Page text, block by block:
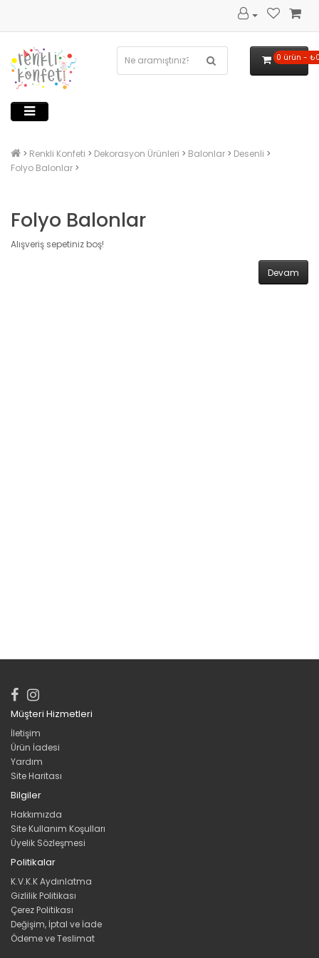
0 ürün -
Renkli Konfeti Dekorasyon Ürünleri Balonlar
Desenli
Folyo Balonlar
Folyo Balonlar
Alışveriş sepetiniz boş!
Devam
Müşteri Hizmetleri
İletişim
Ürün İadesi
Yardım
Site Haritası
Bilgiler
Hakkımızda
Site Kullanım Koşulları
Üyelik Sözleşmesi
Politikalar
K.V.K.K Aydınlatma
Gizlilik Politikası
Çerez Politikası
Değişim, İptal ve İade
Ödeme ve Teslimat